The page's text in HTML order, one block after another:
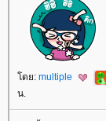
ดย: multiple
น.